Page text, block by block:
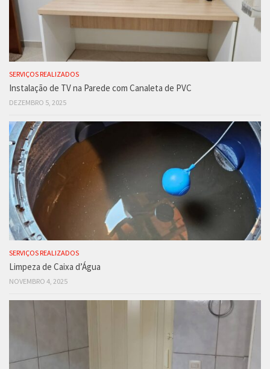
SERVIÇOS REALIZADOS
Instalação de TV na Parede com Canaleta de PVC
DEZEMBRO 5, 2025
SERVIÇOS REALIZADOS
Limpeza de Caixa d’Água
NOVEMBRO 4, 2025